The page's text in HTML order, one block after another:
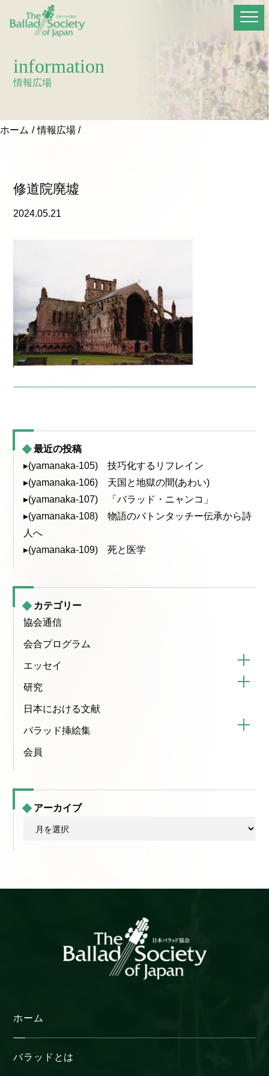
information
情報広場
ホーム 情報広場
修道院廃墟
2024.05.21
最近の投稿
▸(yamanaka-105) 技巧化するリフレイン
▸(yamanaka-106) 天国と地獄の間(あわい)
▸(yamanaka-107) 「バラッド・ニャンコ」
▸(yamanaka-108) 物語のバトンタッチー伝承から詩
人へ
▸(yamanaka-109) 死と医学
カテゴリー
協会通信
会合プログラム
エッセイ
研究
日本における文献
バラッド挿絵集
会員
アーカイブ
ブ
ホーム
バラッドとは